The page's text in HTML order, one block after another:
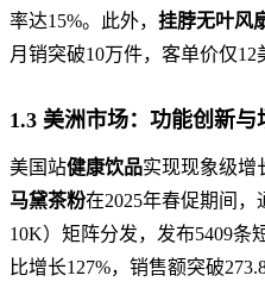
率达15%。此外， 挂脖无叶风
月销突破10万件，客单价仅12
1.3 美洲市场：功能创新与
美国站健康饮品实现现象级增
马黛茶粉在2025年春促期间，
10K）矩阵分发，发布5409条
比增长127%，销售额突破